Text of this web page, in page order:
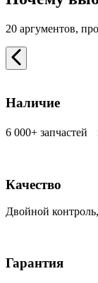
20 аргументов,
Наличие
6 000+ запчастей
Качество
Двойной
Гарантия